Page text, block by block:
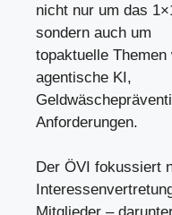
nicht nur um das
sondern auch um
topaktuelle
agentische KI,
Anforderungen.
Der ÖVI fokussiert